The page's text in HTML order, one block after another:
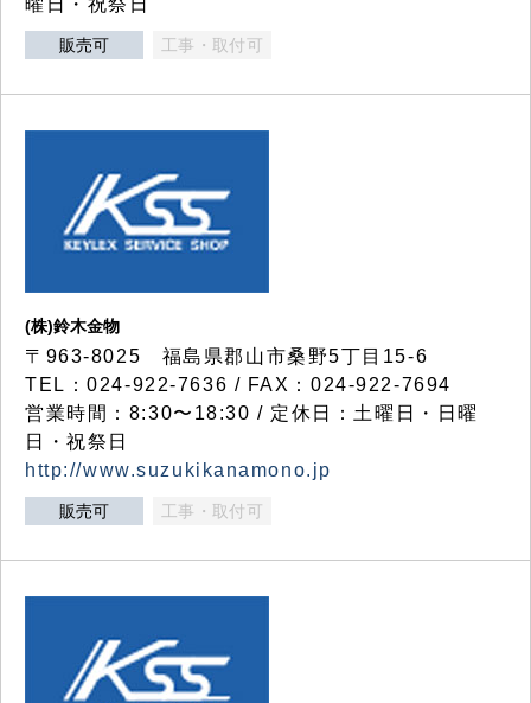
曜日・祝祭日
販売可 工事・取付可
(株)鈴木金物
〒963-8025 福島県郡山市桑野5丁目15-6
TEL：024-922-7636 / FAX：024-922-7694
営業時間：8:30〜18:30 / 定休日：土曜日・日曜
日・祝祭日
http://www.suzukikanamono.jp
販売可 工事・取付可